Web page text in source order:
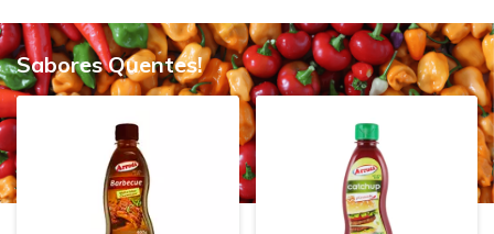
Sabores Quentes!